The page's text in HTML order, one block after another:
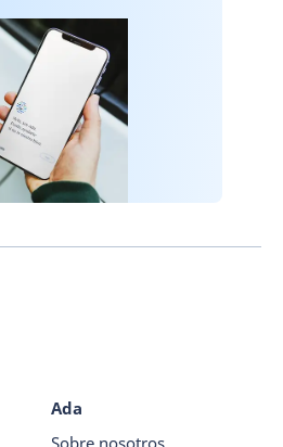
Ada
Sobre nosotros